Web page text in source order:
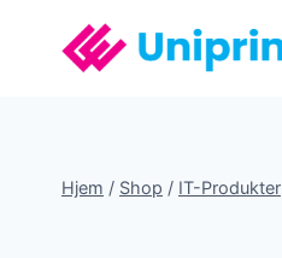
Hjem / Shop / IT-Produkter